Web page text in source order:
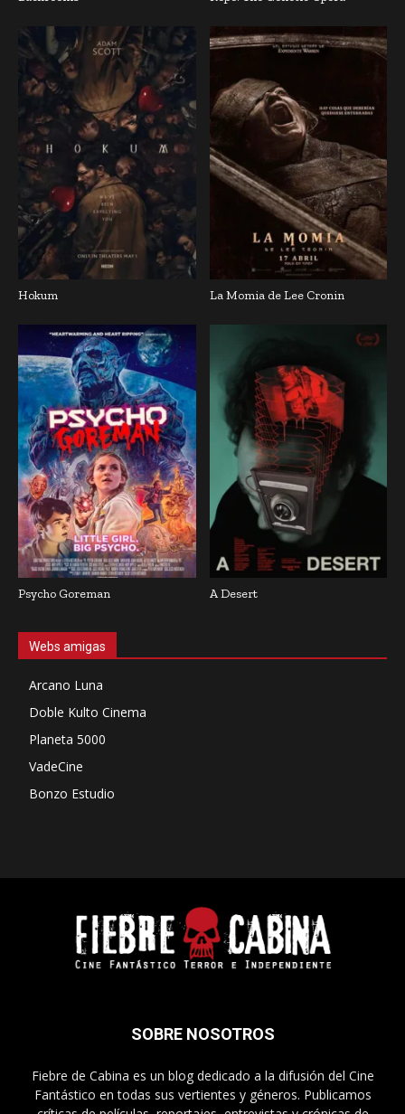
Hokum La Momia de Lee Cronin
Psycho Goreman A Desert
Webs amigas
Arcano Luna
Doble Kulto Cinema
Planeta 5000
VadeCine
Bonzo Estudio
SOBRE NOSOTROS
Fiebre de Cabina es un blog dedicado a la difusión del Cine
Fantástico en todas sus vertientes y géneros. Publicamos